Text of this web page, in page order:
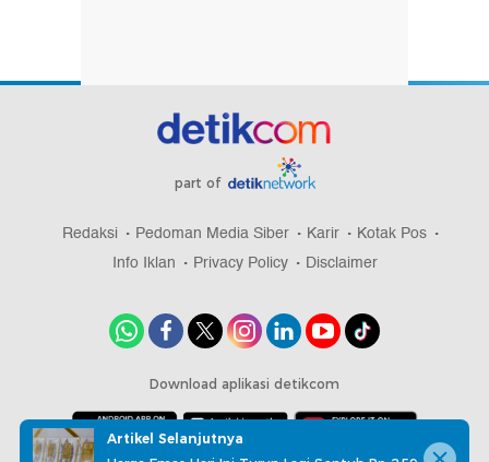
part of
Redaksi Pedoman Media Siber Karir
Kotak Pos
Info Iklan
Privacy Policy Disclaimer
Download aplikasi detikcom
Artikel Selanjutnya